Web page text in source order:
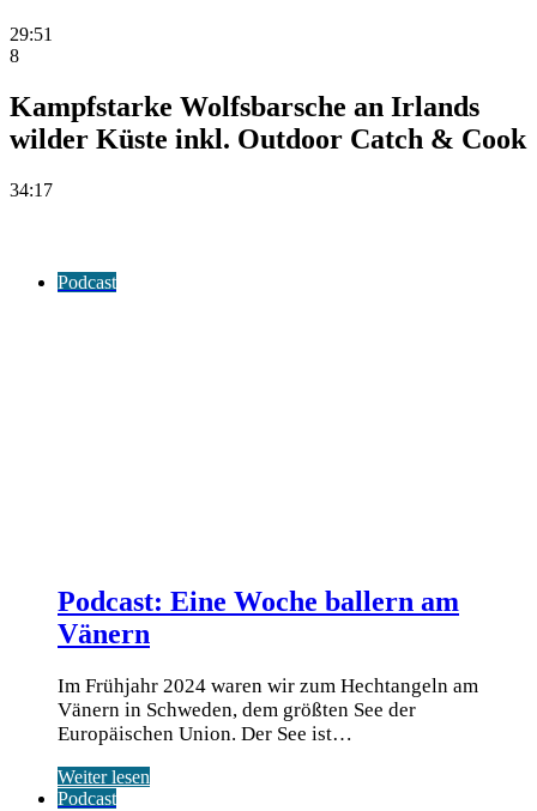
29:51
8
Kampfstarke Wolfsbarsche an Irlands
wilder Küste inkl. Outdoor Catch & Cook
34:17
Podcast
Podcast: Eine Woche ballern am
Vänern
Im Frühjahr 2024 waren wir zum Hechtangeln am
Vänern in Schweden, dem größten See der
Europäischen Union. Der See ist…
Weiter lesen
Podcast